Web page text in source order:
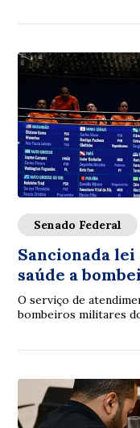
Senado Federal
Sancionada
saúde a
O serviço de
bombeiros militares